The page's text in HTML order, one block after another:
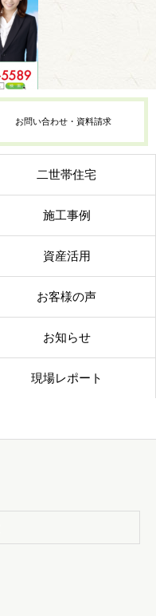
お問い合わせ・資料請求
二世帯住宅
施工事例
資産活用
お客様の声
お知らせ
現場レポート